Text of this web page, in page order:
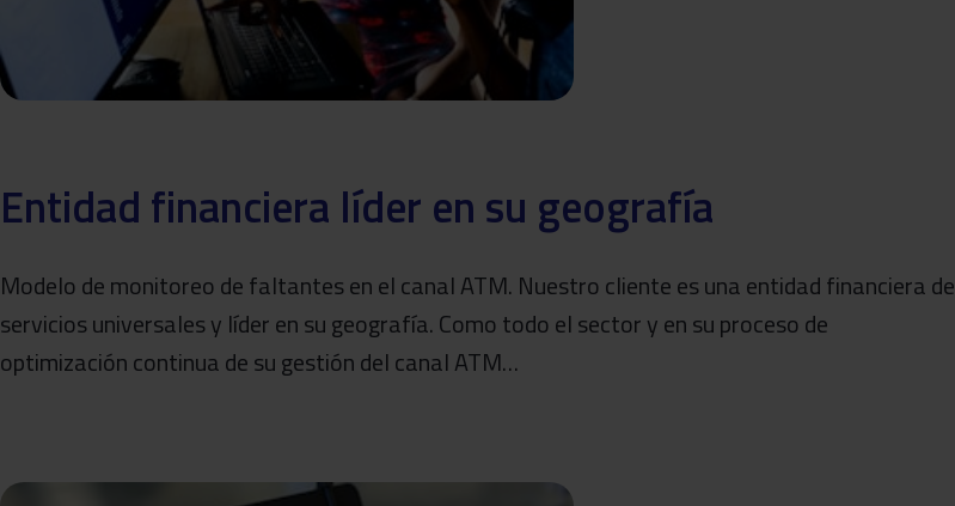
Entidad financiera líder en su geografía
Modelo de monitoreo de faltantes en el canal ATM. Nuestro cliente es una entidad financiera de
servicios universales y líder en su geografía. Como todo el sector y en su proceso de
optimización continua de su gestión del canal ATM…